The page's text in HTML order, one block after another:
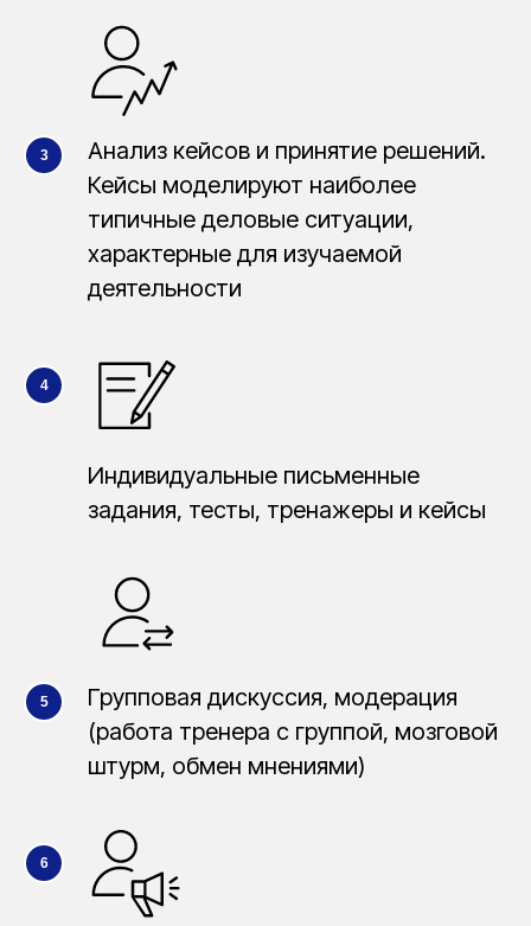
Анализ кейсов и принятие решений.
Кейсы моделируют наиболее
типичные деловые ситуации,
характерные для изучаемой
деятельности
Индивидуальные письменные
задания, тесты, тренажеры и кейсы
Групповая дискуссия, модерация
(работа тренера с группой, мозговой
штурм, обмен мнениями)